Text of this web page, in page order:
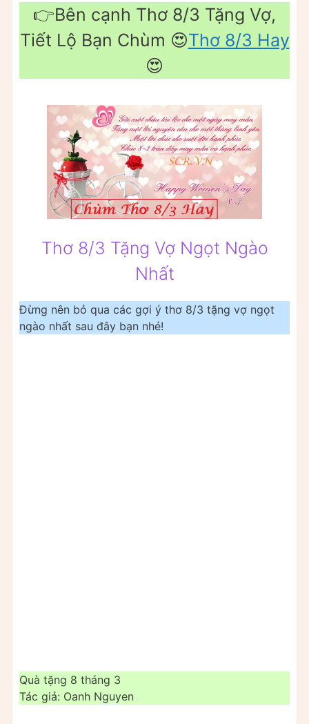
👉Bên cạnh Thơ 8/3 Tặng Vợ,
Tiết Lộ Bạn Chùm 😍Thơ 8/3 Hay
😍
Thơ 8/3 Tặng Vợ Ngọt Ngào
Nhất
Đừng nên bỏ qua các gợi ý thơ 8/3 tặng vợ ngọt
ngào nhất sau đây bạn nhé!
Quà tặng 8 tháng 3
Tác giả: Oanh Nguyen